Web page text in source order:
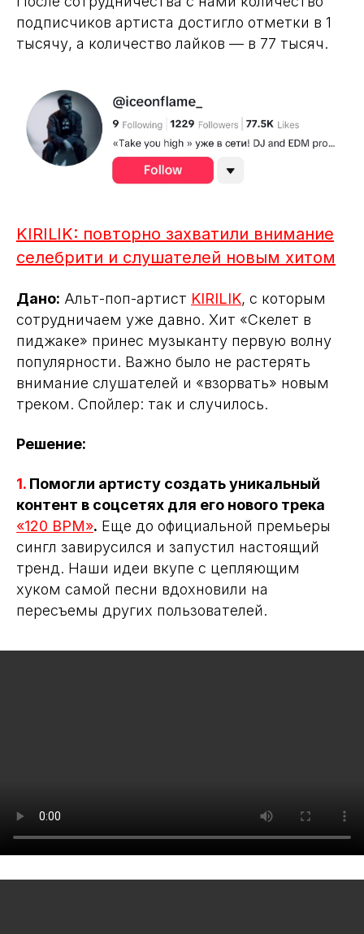
подписчиков артиста достигло отметки в 1
тысячу, а количество лайков — в 77 тысяч.
KIRILIK: повторно захватили внимание
селебрити и слушателей новым хитом
Дано: Альт-поп-артист KIRILIK, с которым
сотрудничаем уже давно. Хит «Скелет в
пиджаке» принес музыканту первую волну
популярности. Важно было не растерять
внимание слушателей и «взорвать» новым
треком. Спойлер: так и случилось.
Решение:
1. Помогли артисту создать уникальный
контент в соцсетях для его нового трека
«120 BPM». Еще до официальной премьеры
сингл завирусился и запустил настоящий
тренд. Наши идеи вкупе с цепляющим
хуком самой песни вдохновили на
пересъемы других пользователей.